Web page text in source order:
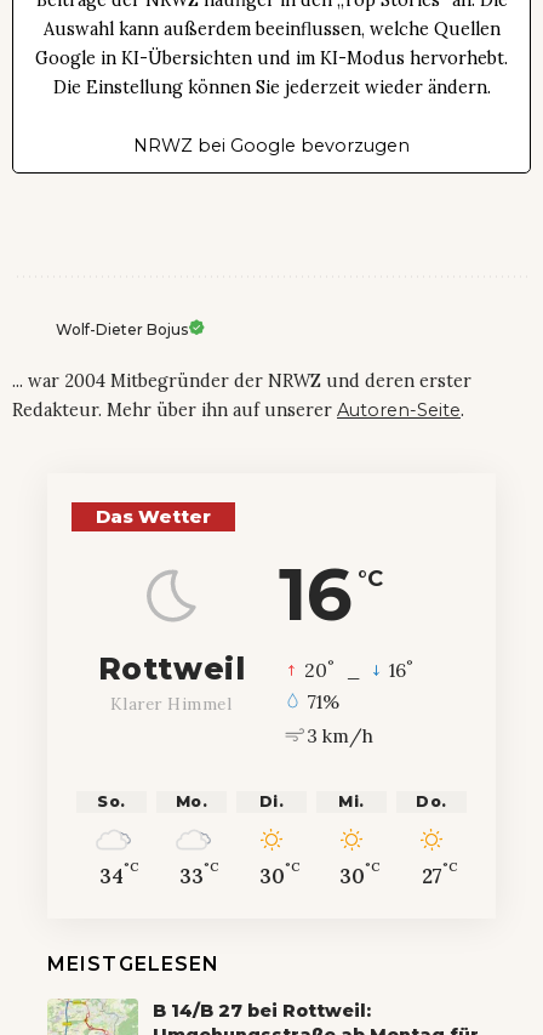
Auswahl kann außerdem beeinflussen, welche Quellen
Google in KI-Übersichten und im KI-Modus hervorhebt.
Die Einstellung können Sie jederzeit wieder ändern.
NRWZ bei Google bevorzugen
Wolf-Dieter Bojus
... war 2004 Mitbegründer der NRWZ und deren erster
Redakteur. Mehr über ihn auf unserer Autoren-Seite.
Das Wetter
16 °C
Rottweil
Klarer Himmel
20° 16°
71%
3 km/h
So.
34°C
Mo.
33°C
Di.
30°C
Mi.
30°C
Do.
27°C
MEISTGELESEN
B 14/B 27 bei Rottweil: